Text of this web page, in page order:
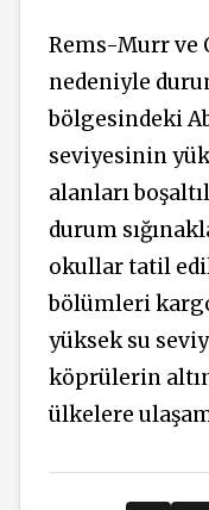
Rems-Murr ve
nedeniyle
bölgesindeki
seviyesinin
alanları
durum
okullar tatil
bölümleri kargo
yüksek su
köprülerin
ülkelere